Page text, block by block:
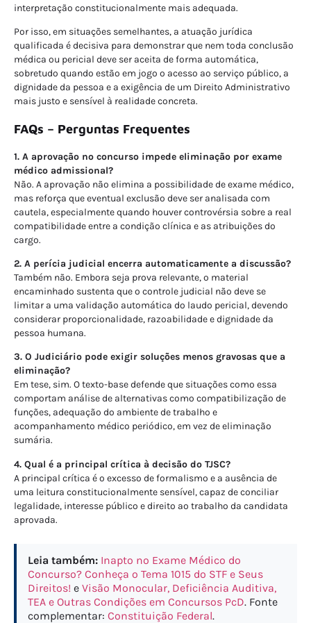
interpretação constitucionalmente mais adequada.
Por isso, em situações semelhantes, a atuação jurídica
qualificada é decisiva para demonstrar que nem toda conclusão
médica ou pericial deve ser aceita de forma automática,
sobretudo quando estão em jogo o acesso ao serviço público, a
dignidade da pessoa e a exigência de um Direito Administrativo
mais justo e sensível à realidade concreta.
FAQs – Perguntas Frequentes
1. A aprovação no concurso impede eliminação por exame
médico admissional?
Não. A aprovação não elimina a possibilidade de exame médico,
mas reforça que eventual exclusão deve ser analisada com
cautela, especialmente quando houver controvérsia sobre a real
compatibilidade entre a condição clínica e as atribuições do
cargo.
2. A perícia judicial encerra automaticamente a discussão?
Também não. Embora seja prova relevante, o material
encaminhado sustenta que o controle judicial não deve se
limitar a uma validação automática do laudo pericial, devendo
considerar proporcionalidade, razoabilidade e dignidade da
pessoa humana.
3. O Judiciário pode exigir soluções menos gravosas que a
eliminação?
Em tese, sim. O texto-base defende que situações como essa
comportam análise de alternativas como compatibilização de
funções, adequação do ambiente de trabalho e
acompanhamento médico periódico, em vez de eliminação
sumária.
4. Qual é a principal crítica à decisão do TJSC?
A principal crítica é o excesso de formalismo e a ausência de
uma leitura constitucionalmente sensível, capaz de conciliar
legalidade, interesse público e direito ao trabalho da candidata
aprovada.
Leia também: Inapto no Exame Médico do
Concurso? Conheça o Tema 1015 do STF e Seus
Direitos! e Visão Monocular, Deficiência Auditiva,
TEA e Outras Condições em Concursos PcD. Fonte
complementar: Constituição Federal.